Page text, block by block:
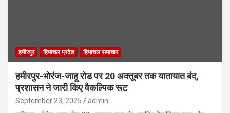
हमीरपुर हिमाचल प्रदेश हिमाचल समाचार
हमीरपुर-भोरंज-जाहू रोड पर 20 अक्तूबर तक यातायात बंद,
प्रशासन ने जारी किए वैकल्पिक रूट
September 23, 2025 admin